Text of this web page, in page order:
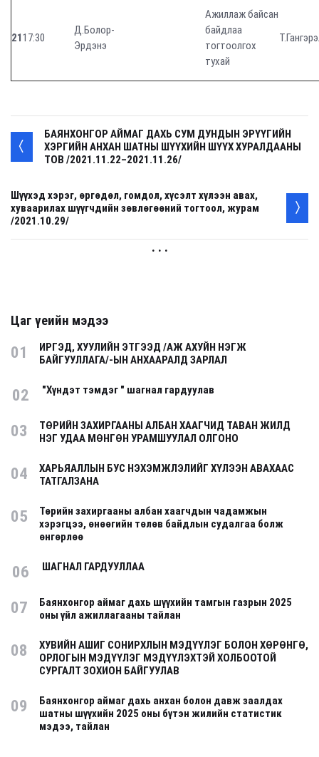
2117:30
Д.Болор-
Эрдэнэ
Ажиллаж байсан
байдлаа
тогтоолгох
тухай
БАЯНХОНГОР АЙМАГ ДАХЬ СУМ ДУНДЫН ЭРҮҮГИЙН
ХЭРГИЙН АНХАН ШАТНЫ ШҮҮХИЙН ШҮҮХ ХУРАЛДААНЫ
ТОВ /2021.11.22–2021.11.26/
Шүүхэд хэрэг, өргөдөл, гомдол, хүсэлт хүлээн авах,
хуваарилах шүүгчдийн зөвлөгөөний тогтоол, журам
/2021.10.29/
. . .
Цаг үеийн мэдээ
01
ИРГЭД, ХУУЛИЙН ЭТГЭЭД /АЖ АХУЙН НЭГЖ
БАЙГУУЛЛАГА/-ЫН АНХААРАЛД ЗАРЛАЛ
02 "Хүндэт тэмдэг " шагнал гардуулав
03
ТӨРИЙН ЗАХИРГААНЫ АЛБАН ХААГЧИД ТАВАН ЖИЛД
НЭГ УДАА МӨНГӨН УРАМШУУЛАЛ ОЛГОНО
04
ХАРЬЯАЛЛЫН БУС НЭХЭМЖЛЭЛИЙГ ХҮЛЭЭН АВАХААС
ТАТГАЛЗАНА
05
Төрийн захиргааны албан хаагчдын чадамжын
хэрэгцээ, өнөөгийн төлөв байдлын судалгаа болж
өнгөрлөө
06 ШАГНАЛ ГАРДУУЛЛАА
07
Баянхонгор аймаг дахь шүүхийн тамгын газрын 2025
оны үйл ажиллагааны тайлан
08
ХУВИЙН АШИГ СОНИРХЛЫН МЭДҮҮЛЭГ БОЛОН ХӨРӨНГӨ,
ОРЛОГЫН МЭДҮҮЛЭГ МЭДҮҮЛЭХТЭЙ ХОЛБООТОЙ
СУРГАЛТ ЗОХИОН БАЙГУУЛАВ
09
Баянхонгор аймаг дахь анхан болон давж заалдах
шатны шүүхийн 2025 оны бүтэн жилийн статистик
мэдээ, тайлан